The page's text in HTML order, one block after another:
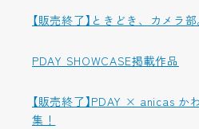
【販売終了】ときどき、カメラ
PDAY SHOWCASE掲載作品
【販売終了】PDAY × anicas か
集！